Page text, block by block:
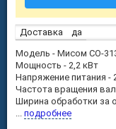
Доставка
да
Модель - Мисом СО-
Мощность - 2,2 кВт
Напряжение питания -
Частота вращения
Ширина обработки за
... подробнее